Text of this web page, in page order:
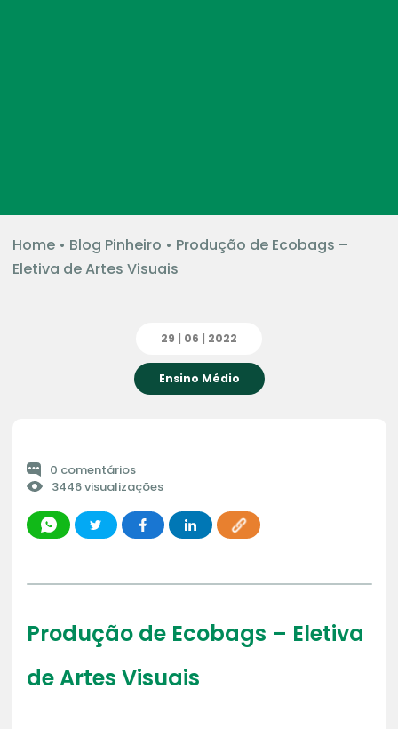
Home• Blog Pinheiro • Produção de Ecobags –
Eletiva de Artes Visuais
29 | 06 | 2022
Ensino Médio
0 comentários
3446 visualizações
Produção de Ecobags – Eletiva
de Artes Visuais